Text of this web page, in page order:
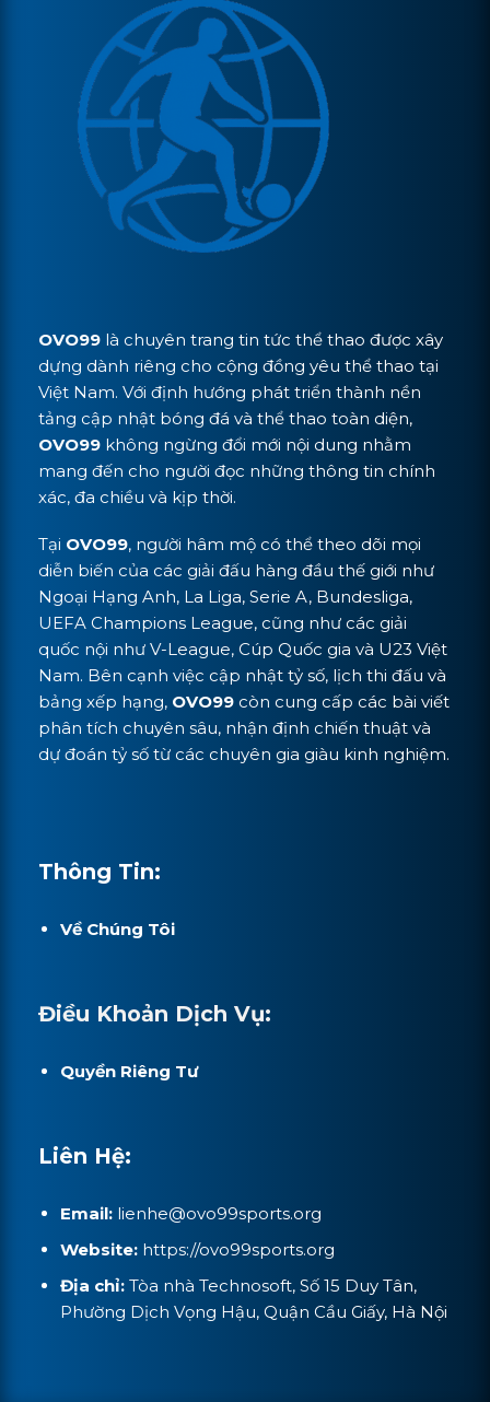
OVO99 là chuyên trang tin tức thể thao được xây
dựng dành riêng cho cộng đồng yêu thể thao tại
Việt Nam. Với định hướng phát triển thành nền
tảng cập nhật bóng đá và thể thao toàn diện,
OVO99 không ngừng đổi mới nội dung nhằm
mang đến cho người đọc những thông tin chính
xác, đa chiều và kịp thời.
Tại OVO99, người hâm mộ có thể theo dõi mọi
diễn biến của các giải đấu hàng đầu thế giới như
Ngoại Hạng Anh, La Liga, Serie A, Bundesliga,
UEFA Champions League, cũng như các giải
quốc nội như V-League, Cúp Quốc gia và U23 Việt
Nam. Bên cạnh việc cập nhật tỷ số, lịch thi đấu và
bảng xếp hạng, OVO99 còn cung cấp các bài viết
phân tích chuyên sâu, nhận định chiến thuật và
dự đoán tỷ số từ các chuyên gia giàu kinh nghiệm.
Thông Tin:
Về Chúng Tôi
Điều Khoản Dịch Vụ:
Quyền Riêng Tư
Liên Hệ:
Email: lienhe@ovo99sports.org
Website: https://ovo99sports.org
Địa chỉ: Tòa nhà Technosoft, Số 15 Duy Tân,
Phường Dịch Vọng Hậu, Quận Cầu Giấy, Hà Nội